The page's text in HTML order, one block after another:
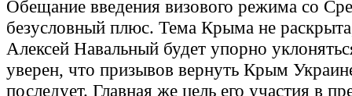
Обещание введения визового режима со
безусловный плюс. Тема Крыма не
Алексей Навальный будет упорно
уверен, что призывов вернуть Крым
последует. Главная же цель его участия в